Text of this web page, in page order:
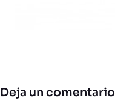
Deja un comentario